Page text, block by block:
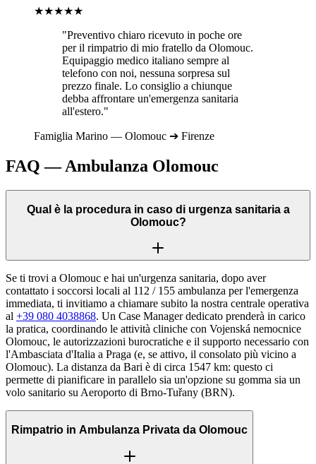
★★★★★
"Preventivo chiaro ricevuto in poche ore
per il rimpatrio di mio fratello da Olomouc.
Equipaggio medico italiano sempre al
telefono con noi, nessuna sorpresa sul
prezzo finale. Lo consiglio a chiunque
debba affrontare un'emergenza sanitaria
all'estero."
Famiglia Marino — Olomouc ➔ Firenze
FAQ — Ambulanza Olomouc
Qual è la procedura in caso di urgenza sanitaria a
Olomouc?
Se ti trovi a Olomouc e hai un'urgenza sanitaria, dopo aver
contattato i soccorsi locali al 112 / 155 ambulanza per l'emergenza
immediata, ti invitiamo a chiamare subito la nostra centrale operativa
al +39 080 4038868. Un Case Manager dedicato prenderà in carico
la pratica, coordinando le attività cliniche con Vojenská nemocnice
Olomouc, le autorizzazioni burocratiche e il supporto necessario con
l'Ambasciata d'Italia a Praga (e, se attivo, il consolato più vicino a
Olomouc). La distanza da Bari è di circa 1547 km: questo ci
permette di pianificare in parallelo sia un'opzione su gomma sia un
volo sanitario su Aeroporto di Brno-Tuřany (BRN).
Rimpatrio in Ambulanza Privata da Olomouc